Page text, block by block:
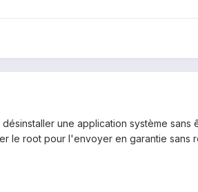
une application système
le root pour l'envoyer en garantie